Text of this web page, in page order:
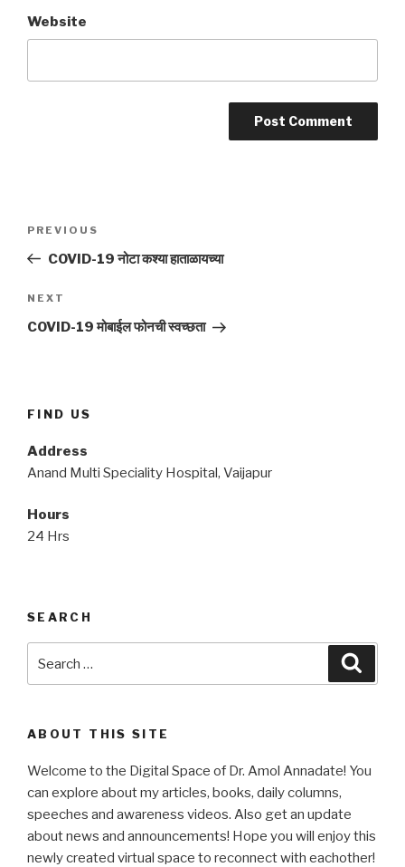
Website
Previous
Post
PREVIOUS
COVID-19 नोटा कश्या हाताळायच्या
Next
Post
NEXT
COVID-19 मोबाईल फोनची स्वच्छता
FIND US
Address
Anand Multi Speciality Hospital, Vaijapur
Hours
24 Hrs
SEARCH
for:
ABOUT THIS SITE
Welcome to the Digital Space of Dr. Amol Annadate! You
can explore about my articles, books, daily columns,
speeches and awareness videos. Also get an update
about news and announcements! Hope you will enjoy this
newly created virtual space to reconnect with eachother!